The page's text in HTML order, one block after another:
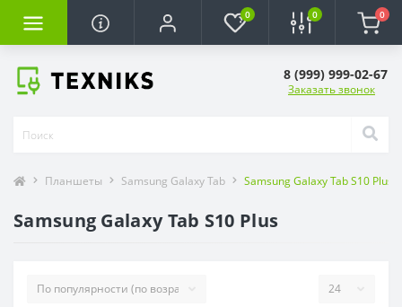
0 0 0
8 (999) 999-02-67
Заказать звонок
Планшеты Samsung Galaxy Tab Samsung Galaxy Tab S10 Plus
Samsung Galaxy Tab S10 Plus